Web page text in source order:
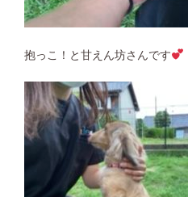
抱っこ！と甘えん坊さんです